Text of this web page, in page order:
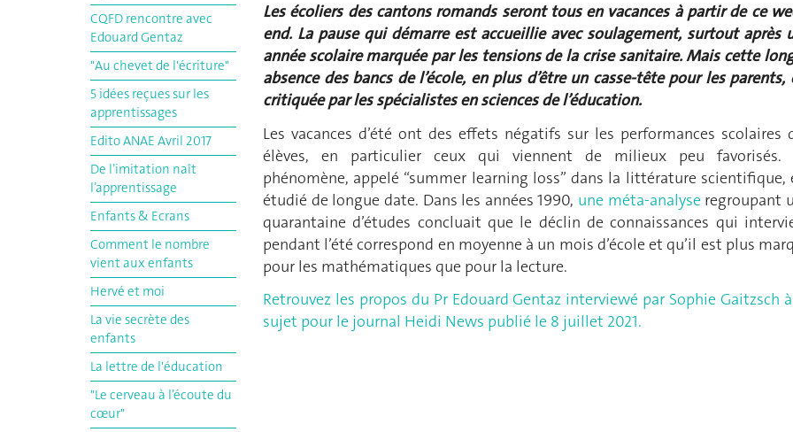
CQFD rencontre avec
Edouard Gentaz
"Au chevet de l'écriture"
5 idées reçues sur les
apprentissages
Edito ANAE Avril 2017
De l’imitation naît
l’apprentissage
Enfants & Ecrans
Comment le nombre
vient aux enfants
Hervé et moi
La vie secrète des
enfants
La lettre de l'éducation
"Le cerveau à l’écoute du
cœur"
Les écoliers des cantons romands seront tous en vacances à partir de ce
end. La pause qui démarre est accueillie avec soulagement, surtout après
année scolaire marquée par les tensions de la crise sanitaire. Mais cette
absence des bancs de l’école, en plus d’être un casse-tête pour les parents,
critiquée par les spécialistes en sciences de l’éducation.
Les vacances d’été ont des effets négatifs sur les performances scolaires
élèves, en particulier ceux qui viennent de milieux peu favorisés.
phénomène, appelé “summer learning loss” dans la littérature scientifique,
étudié de longue date. Dans les années 1990, une méta-analyseregroupant
quarantaine d’études concluait que le déclin de connaissances qui
pendant l’été correspond en moyenne à un mois d’école et qu’il est plus
pour les mathématiques que pour la lecture.
Retrouvez les propos du Pr Edouard Gentaz interviewé par Sophie Gaitzsch
sujet pour le journal Heidi News publié le 8 juillet 2021.